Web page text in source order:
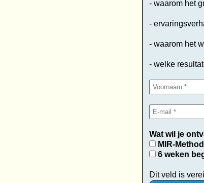
- waarom het
-
- waarom het
- welke
Wat wil je
MIR-
6 weken
Dit veld is